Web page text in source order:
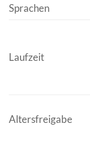
Sprachen
Laufzeit
Altersfreigabe